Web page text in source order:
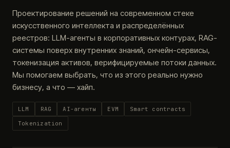
Проектирование решений на современном стеке
искусственного интеллекта и распределённых
реестров: LLM-агенты в корпоративных контурах, RAG-
системы поверх внутренних знаний, ончейн-сервисы,
токенизация активов, верифицируемые потоки данных.
Мы помогаем выбрать, что из этого реально нужно
бизнесу, а что — хайп.
LLM RAG AI-агенты EVM
Smart contracts
Tokenization